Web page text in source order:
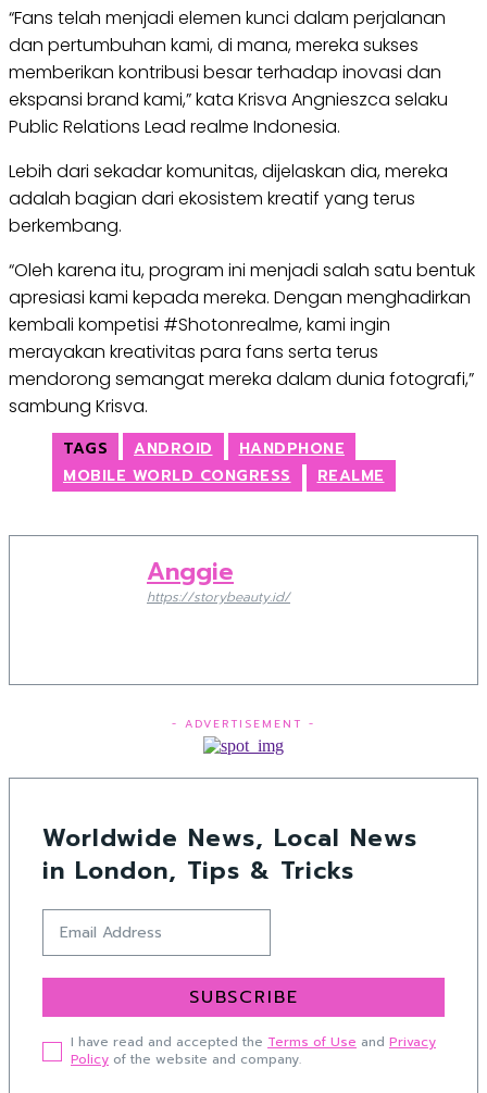
“Fans telah menjadi elemen kunci dalam perjalanan
dan pertumbuhan kami, di mana, mereka sukses
memberikan kontribusi besar terhadap inovasi dan
ekspansi brand kami,” kata Krisva Angnieszca selaku
Public Relations Lead realme Indonesia.
Lebih dari sekadar komunitas, dijelaskan dia, mereka
adalah bagian dari ekosistem kreatif yang terus
berkembang.
“Oleh karena itu, program ini menjadi salah satu bentuk
apresiasi kami kepada mereka. Dengan menghadirkan
kembali kompetisi #Shotonrealme, kami ingin
merayakan kreativitas para fans serta terus
mendorong semangat mereka dalam dunia fotografi,”
sambung Krisva.
TAGS ANDROID
HANDPHONE
MOBILE WORLD CONGRESS
REALME
Anggie
https://storybeauty.id/
- ADVERTISEMENT -
Worldwide News, Local News
in London, Tips & Tricks
SUBSCRIBE
I have read and accepted the Terms of Use and Privacy
Policy of the website and company.